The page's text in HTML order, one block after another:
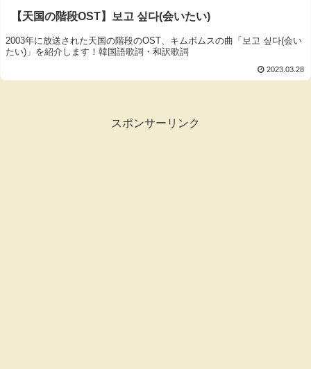
【天国の階段OST】보고 싶다(会いたい)
2003年に放送された天国の階段のOST、キムボムスの曲「보고 싶다(会い
たい)」を紹介します！韓国語歌詞・和訳歌詞
2023.03.28
スポンサーリンク